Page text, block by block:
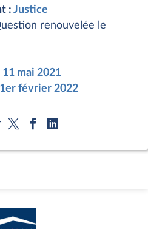
: Justice
renouvelée le
11 mai 2021
1er février 2022